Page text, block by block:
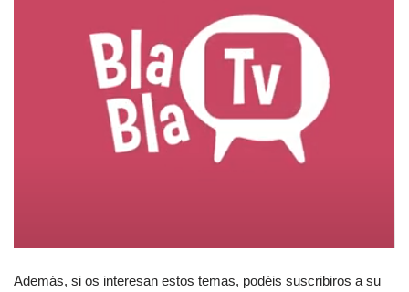
Además, si os interesan estos temas, podéis suscribiros a su